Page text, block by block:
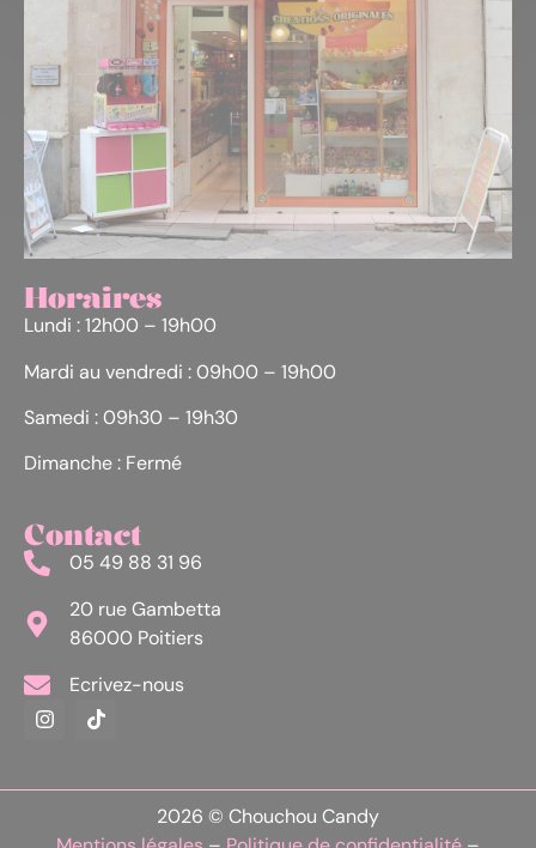
Horaires
Lundi : 12h00 – 19h00
Mardi au vendredi : 09h00 – 19h00
Samedi : 09h30 – 19h30
Dimanche : Fermé
Contact
05 49 88 31 96
20 rue Gambetta
86000 Poitiers
Ecrivez-nous
2026 © Chouchou Candy